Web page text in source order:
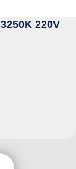
220V